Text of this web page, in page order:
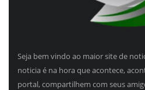
Seja bem vindo ao maior site de
noticia é na hora que acontece,
portal, compartilhem com seus